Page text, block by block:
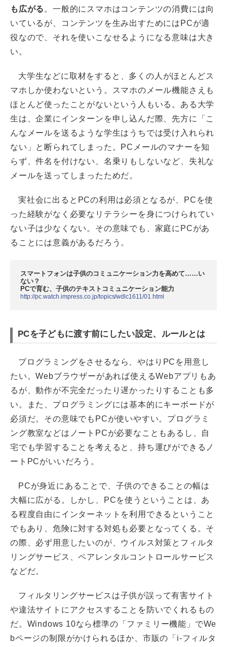
も広がる 。一般的にスマホはコンテンツの消費には向
いているが、コンテンツを生み出すためにはPCが適
役なので、それを使いこなせるようになる意味は大き
い。
大学生などに取材をすると、多くの人がほとんどス
マホしか使わないという。スマホのメール機能さえも
ほとんど使ったことがないという人もいる。ある大学
生は、企業にインターンを申し込んだ際、先方に「こ
んなメールを送るような学生はうちでは受け入れられ
ない」と断られてしまった。PCメールのマナーを知
らず、件名を付けない、名乗りもしないなど、失礼な
メールを送ってしまったためだ。
実社会に出るとPCの利用は必須となるが、PCを使
った経験がなく必要なリテラシーを身につけられてい
ない子は少なくない。その意味でも、家庭にPCがあ
ることには意義があるだろう。
スマートフォンは子供のコミュニケーション力を高めて……い
ない？
PCで育む、子供のテキストコミュニケーション能力
http://pc.watch.impress.co.jp/topics/wdlc1611/01.html
PCを子どもに渡す前にしたい設定、ルールとは
プログラミングをさせるなら、やはりPCを用意し
たい。Webブラウザーがあれば使えるWebアプリもあ
るが、動作が不完全だったり遅かったりすることも多
い。また、プログラミングには基本的にキーボードが
必須だ。その意味でもPCが使いやすい。プログラミ
ング教室などはノートPCが必要なこともあるし、自
宅でも学習することを考えると、持ち運びができるノ
ートPCがいいだろう。
PCが身近にあることで、子供のできることの幅は
大幅に広がる。しかし、PCを使うということは、あ
る程度自由にインターネットを利用できるということ
でもあり、危険に対する対処も必要となってくる。そ
の際、必ず用意したいのが、ウイルス対策とフィルタ
リングサービス、ペアレンタルコントロールサービス
などだ。
フィルタリングサービスは子供が誤って有害サイト
や違法サイトにアクセスすることを防いでくれるもの
だ。Windows 10なら標準の「ファミリー機能」でWe
bページの制限がかけられるほか、市販の「i-フィルタ